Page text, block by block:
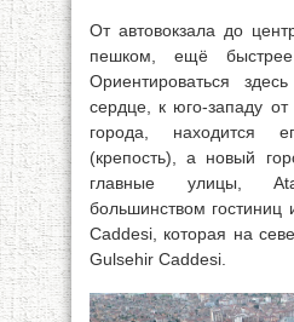
От автовокзала до
пешком, ещё
Ориентироваться
сердце, к юго-западу
города, находится
(крепость), а новый
главные улицы,
большинством гостиниц
Caddesi, которая на
Gulsehir Caddesi.